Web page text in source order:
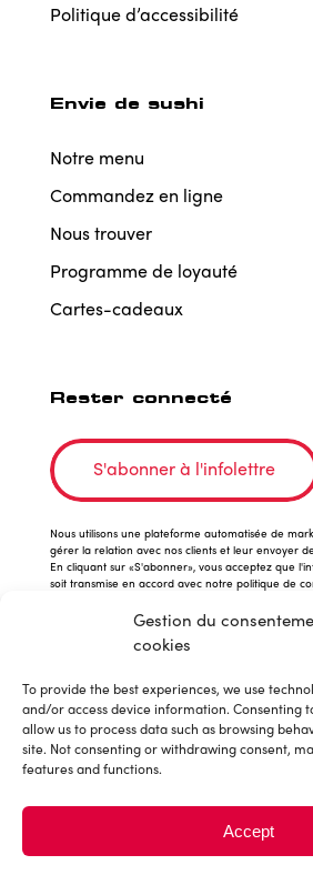
Gestion du
cookies
To provide the best experiences, we use
and/or access device information. Consenting
allow us to process data such as browsing
site. Not consenting or withdrawing consent,
features and functions.
Accept
Politique d’accessibilité
Envie de sushi
Notre menu
Commandez en ligne
Nous trouver
Programme de loyauté
Cartes-cadeaux
Rester connecté
S'abonner à l'infolettre
Nous utilisons une plateforme automatisée de
gérer la relation avec nos clients et leur envoyer
En cliquant sur «S'abonner», vous acceptez que
soit transmise en accord avec notre politique de
© 2026 Sushiman est une
Franchise